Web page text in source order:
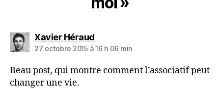
Xavier Hérauddit :
27 octobre 2015 à 16 h 06 min
Beau post, qui montre comment l’associatif peut
changer une vie.